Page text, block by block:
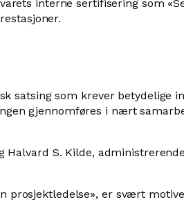
interne sertifisering som
satsing som krever betydelige
gjennomføres i nært
S. Kilde,
prosjektledelse», er svært